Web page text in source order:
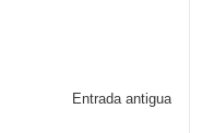
Entrada antigua